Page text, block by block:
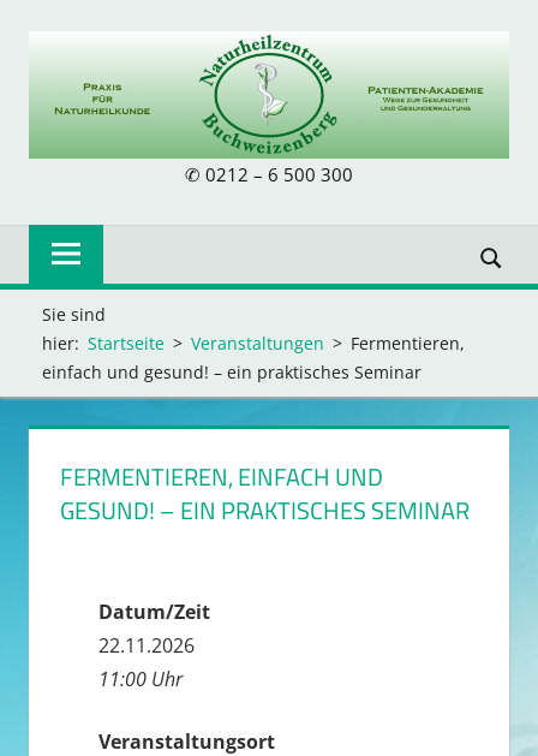
✆ 0212 – 6 500 300
Sie sind
hier: Startseite Veranstaltungen
Fermentieren,
einfach und gesund! – ein praktisches Seminar
FERMENTIEREN, EINFACH UND
GESUND! – EIN PRAKTISCHES SEMINAR
Datum/Zeit
22.11.2026
11:00 Uhr
Veranstaltungsort